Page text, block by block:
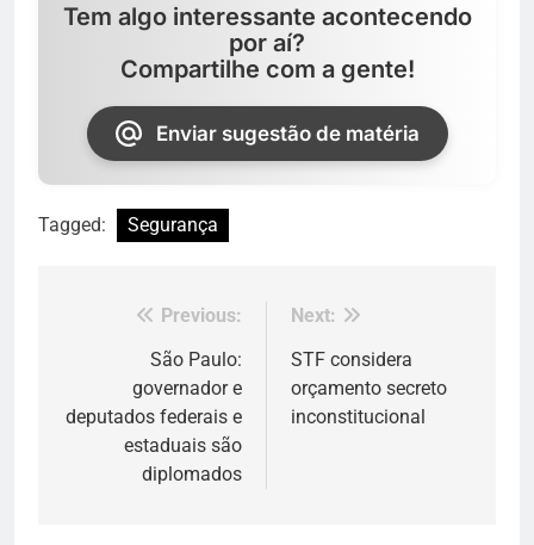
Tem algo interessante acontecendo
por aí?
Compartilhe com a gente!
Enviar sugestão de matéria
Tagged: Segurança
Navegação
Post
Previous:
São Paulo:
governador e
deputados federais e
estaduais são
diplomados
Next:
STF considera
orçamento secreto
inconstitucional